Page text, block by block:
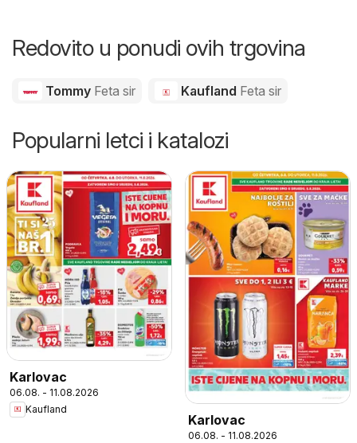
Redovito u ponudi ovih trgovina
Tommy Feta sir Kaufland Feta sir
Popularni letci i katalozi
Karlovac
06.08. - 11.08.2026
Kaufland
Karlovac
06.08. - 11.08.2026